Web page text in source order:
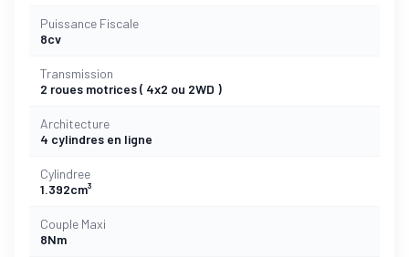
Puissance Fiscale
8cv
Transmission
2 roues motrices ( 4x2 ou 2WD )
Architecture
4 cylindres en ligne
Cylindree
1.392cm³
Couple Maxi
8Nm